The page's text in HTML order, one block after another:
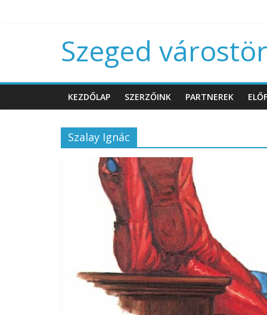
Szeged
KEZDŐLAP SZERZŐINK PARTNEREK
Szalay Ignác